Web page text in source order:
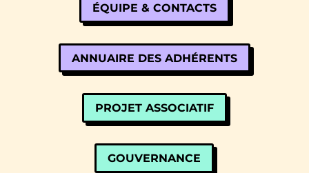
ÉQUIPE & CONTACTS
ANNUAIRE DES ADHÉRENTS
PROJET ASSOCIATIF
GOUVERNANCE